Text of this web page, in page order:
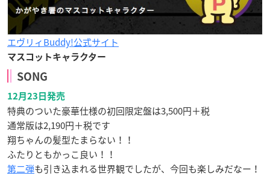
エヴリィBuddy!公式サイト
マスコットキャラクター
SONG
12月23日発売
特典のついた豪華仕様の初回限定盤は3,500円＋税
通常版は2,190円＋税です
翔ちゃんの髪型たまらない！！
ふたりともかっこ良い！！
第二弾も引き込まれる世界観でしたが、今回も楽しみだなー！